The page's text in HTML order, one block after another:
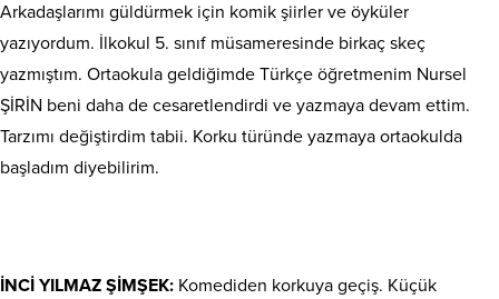
Arkadaşlarımı güldürmek için komik şiirler ve öyküler
yazıyordum. İlkokul 5. sınıf müsameresinde birkaç skeç
yazmıştım. Ortaokula geldiğimde Türkçe öğretmenim Nursel
ŞİRİN beni daha de cesaretlendirdi ve yazmaya devam ettim.
Tarzımı değiştirdim tabii. Korku türünde yazmaya ortaokulda
başladım diyebilirim.
İNCİ YILMAZ ŞİMŞEK: Komediden korkuya geçiş. Küçük